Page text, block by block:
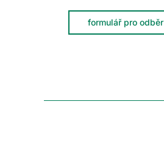
formulář pro odběr